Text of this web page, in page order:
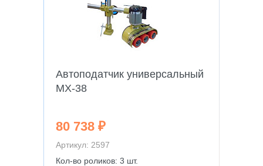
Автоподатчик универсальный
MX-38
80 738 ₽
Артикул: 2597
Кол-во роликов: 3 шт.